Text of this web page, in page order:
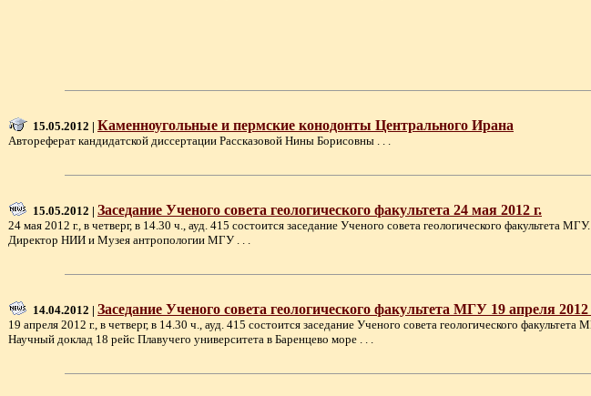
15.05.2012 | Каменноугольные и пермские конодонты Центрального Ирана
Автореферат кандидатской диссертации Рассказовой Нины Борисовны . . .
15.05.2012 | Заседание Ученого совета геологического факультета 24 мая 2012 г.
24 мая 2012 г., в четверг, в 14.30 ч., ауд. 415 состоится заседание Ученого совета геологического
Директор НИИ и Музея антропологии МГУ . . .
14.04.2012 | Заседание Ученого совета геологического факультета МГУ 19 апреля 2012
19 апреля 2012 г., в четверг, в 14.30 ч., ауд. 415 состоится заседание Ученого совета геологического
Научный доклад 18 рейс Плавучего университета в Баренцево море . . .